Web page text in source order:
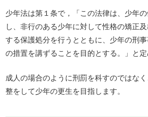
少年法は第１条で，「この法律は、少年
し、非行のある少年に対して性格の矯正
する保護処分を行うとともに、少年の刑
の措置を講ずることを目的とする。」と定
成人の場合のように刑罰を科すのではな
整をして少年の更生を目指します。